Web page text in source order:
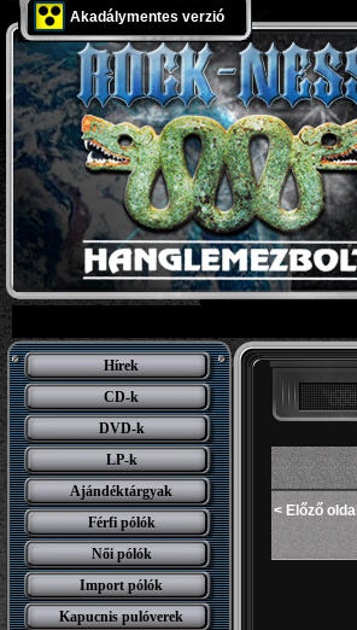
Akadálymentes verzió
Hírek
CD-k
DVD-k
LP-k
Ajándéktárgyak
Férfi pólók
Női pólók
Import pólók
Kapucnis pulóverek
< Előző oldal